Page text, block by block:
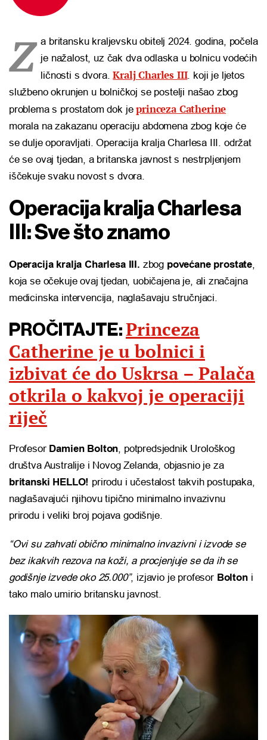
Z a britansku kraljevsku obitelj 2024. godina, počela
je nažalost, uz čak dva odlaska u bolnicu vodećih
ličnosti s dvora.Kralj Charles III. koji je ljetos
službeno okrunjen u bolničkoj se postelji našao zbog
problema s prostatom dok jeprinceza Catherine
morala na zakazanu operaciju abdomena zbog koje će
se dulje oporavljati. Operacija kralja Charlesa III. održat
će se ovaj tjedan, a britanska javnost s nestrpljenjem
iščekuje svaku novost s dvora.
Operacija kralja Charlesa
III: Sve što znamo
Operacija kralja Charlesa III. zbog povećane prostate,
koja se očekuje ovaj tjedan, uobičajena je, ali značajna
medicinska intervencija, naglašavaju stručnjaci.
PROČITAJTE: Princeza
Catherine je u bolnici i
izbivat će do Uskrsa – Palača
otkrila o kakvoj je operaciji
riječ
Profesor Damien Bolton, potpredsjednik Urološkog
društva Australije i Novog Zelanda, objasnio je za
britanski HELLO! prirodu i učestalost takvih postupaka,
naglašavajući njihovu tipično minimalno invazivnu
prirodu i veliki broj pojava godišnje.
“Ovi su zahvati obično minimalno invazivni i izvode se
bez ikakvih rezova na koži, a procjenjuje se da ih se
godišnje izvede oko 25.000”, izjavio je profesor Boltoni
tako malo umirio britansku javnost.